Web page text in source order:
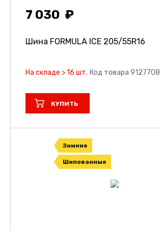
7 030
Шина FORMULA ICE 205/55R16
На складе > 16 шт. Код товара 9127708
КУПИТЬ
Зимние
Шипованные